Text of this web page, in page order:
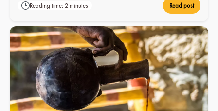
Reading time: 2 minutes Read post